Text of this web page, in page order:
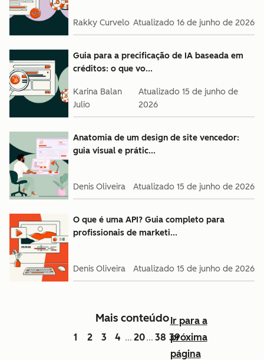
Rakky Curvelo Atualizado 16 de junho de 2026
Guia para a precificação de IA baseada em
créditos: o que vo...
Karina Balan
Julio
Atualizado15 de junho de
2026
Anatomia de um design de site vencedor:
guia visual e prátic...
Denis Oliveira Atualizado 15 de junho de 2026
O que é uma API? Guia completo para
profissionais de marketi...
Denis Oliveira Atualizado 15 de junho de 2026
Mais conteúdo
1 2 3 4 ... 20 ... 38 39
Ir para a
próxima
página